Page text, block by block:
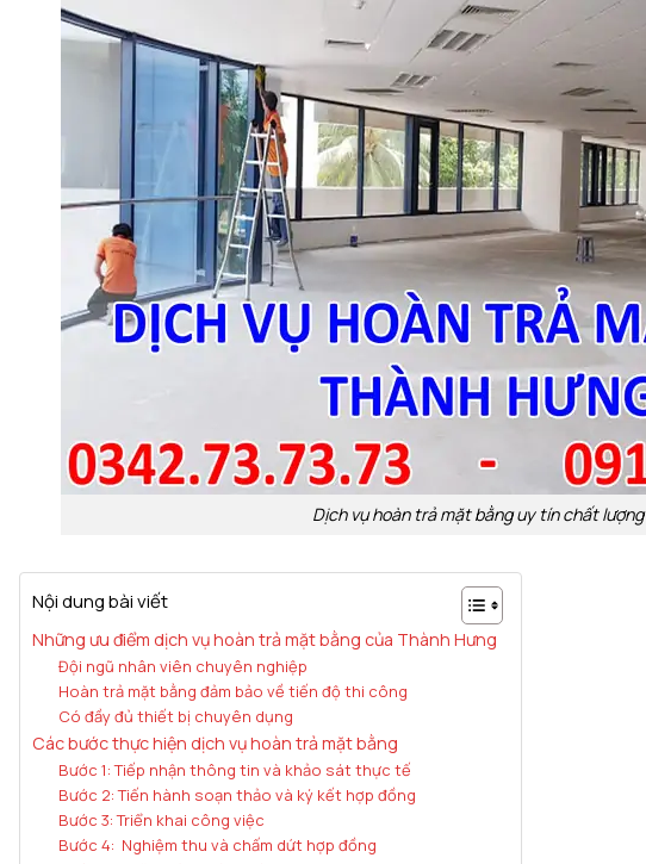
Dịch vụ hoàn trả mặt bằng uy tín chất lượng
Nội dung bài viết
Những ưu điểm dịch vụ hoàn trả mặt bằng của Thành Hưng
Đội ngũ nhân viên chuyên nghiệp
Hoàn trả mặt bằng đảm bảo về tiến độ thi công
Có đầy đủ thiết bị chuyên dụng
Các bước thực hiện dịch vụ hoàn trả mặt bằng
Bước 1: Tiếp nhận thông tin và khảo sát thực tế
Bước 2: Tiến hành soạn thảo và ký kết hợp đồng
Bước 3: Triển khai công việc
Bước 4: Nghiệm thu và chấm dứt hợp đồng